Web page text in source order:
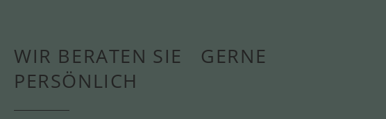
WIR BERATEN SIE GERNE
PERSÖNLICH